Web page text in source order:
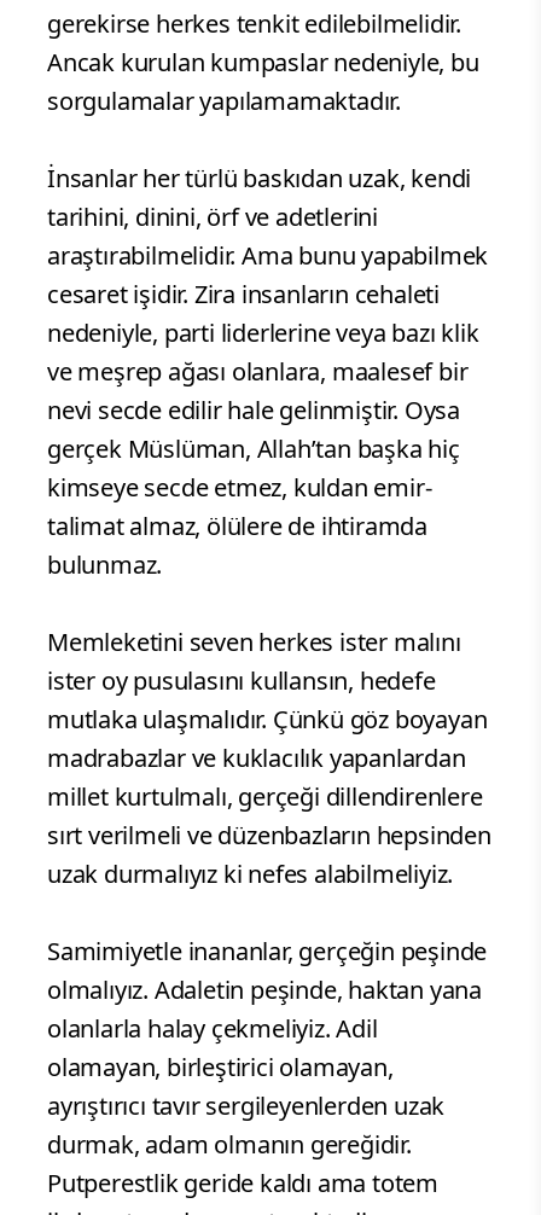
gerekirse herkes tenkit edilebilmelidir.
Ancak kurulan kumpaslar nedeniyle, bu
sorgulamalar yapılamamaktadır.
​İnsanlar her türlü baskıdan uzak, kendi
tarihini, dinini, örf ve adetlerini
araştırabilmelidir. Ama bunu yapabilmek
cesaret işidir. Zira insanların cehaleti
nedeniyle, parti liderlerine veya bazı klik
ve meşrep ağası olanlara, maalesef bir
nevi secde edilir hale gelinmiştir. Oysa
gerçek Müslüman, Allah’tan başka hiç
kimseye secde etmez, kuldan emir-
talimat almaz, ölülere de ihtiramda
bulunmaz.
Memleketini seven herkes ister malını
ister oy pusulasını kullansın, hedefe
mutlaka ulaşmalıdır. Çünkü göz boyayan
madrabazlar ve kuklacılık yapanlardan
millet kurtulmalı, gerçeği dillendirenlere
sırt verilmeli ve düzenbazların hepsinden
uzak durmalıyız ki nefes alabilmeliyiz.
​Samimiyetle inananlar, gerçeğin peşinde
olmalıyız. Adaletin peşinde, haktan yana
olanlarla halay çekmeliyiz. Adil
olamayan, birleştirici olamayan,
ayrıştırıcı tavır sergileyenlerden uzak
durmak, adam olmanın gereğidir.
Putperestlik geride kaldı ama totem